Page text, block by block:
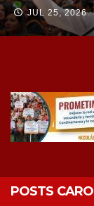
JUL 25, 2026
POSTS